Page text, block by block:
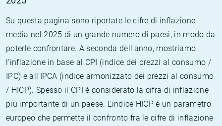
Su questa pagina sono riportate le cifre di inflazione
media nel 2025 di un grande numero di paesi, in modo da
poterle confrontare. A seconda dell'anno, mostriamo
l'inflazione in base al CPI (indice dei prezzi al consumo /
IPC) e all'IPCA (indice armonizzato dei prezzi al consumo
/ HICP). Spesso il CPI è considerato la cifra di inflazione
più importante di un paese. L'indice HICP è un parametro
europeo che permette il confronto fra le cifre di inflazione